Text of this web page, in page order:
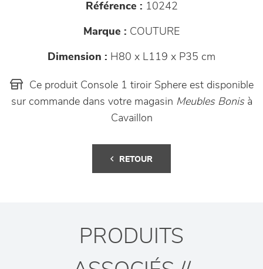
Référence : 10242
Marque : COUTURE
Dimension : H80 x L119 x P35 cm
Ce produit Console 1 tiroir Sphere est disponible
sur commande dans votre magasin Meubles Bonisà
Cavaillon
RETOUR
PRODUITS